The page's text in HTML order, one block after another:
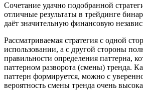
Сочетание удачно подобранной
отличные результаты в трейдинге
даёт значительную финансовую
Рассматриваемая стратегия с одной
использовании, а с другой стороны
правильности определения паттерна,
паттерном разворота (смены) тренда.
паттерн формируется, можно с
вероятность смены тренда очень